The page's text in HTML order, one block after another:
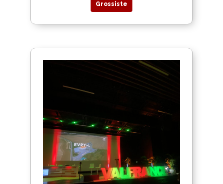
Grossiste